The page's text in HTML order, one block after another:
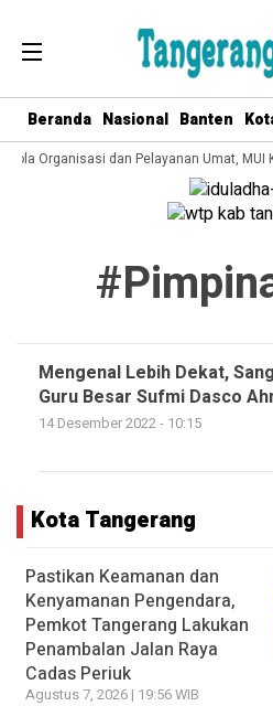
Beranda Nasional Banten
Organisasi dan Pelayanan Umat, MUI
Mengenal Lebih Dekat, Sang
Guru Besar Sufmi Dasco
14 Desember 2022 - 10:15
Kota Tangerang
Pastikan Keamanan dan
Kenyamanan Pengendara,
Pemkot Tangerang Lakukan
Penambalan Jalan Raya
Cadas Periuk
Agustus 7, 2026 | 19:56 WIB